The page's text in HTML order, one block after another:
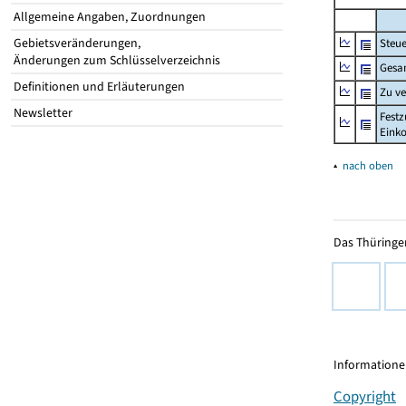
Allgemeine Angaben, Zuordnungen
Gebietsveränderungen,
Änderungen zum Schlüsselverzeichnis
Definitionen und Erläuterungen
Newsletter
Zu
▴ nach oben
Das
Copyright